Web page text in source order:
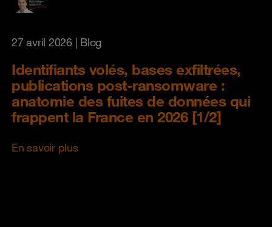
27 avril 2026| Blog
Identifiants volés, bases exfiltrées,
publications post-ransomware :
anatomie des fuites de données qui
frappent la France en 2026 [1/2]
En savoir plus